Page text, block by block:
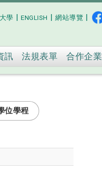
學 | ENGLISH | 網站導覽 |
訊 法規表單 合作企業
位學程